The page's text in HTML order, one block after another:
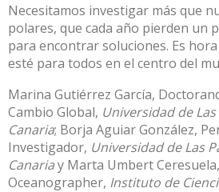
Necesitamos investigar más que
polares, que cada año pierden un
para encontrar soluciones. Es
esté para todos en el centro del
Marina Gutiérrez García,
Cambio Global, Universidad de
Canaria; Borja Aguiar González,
Investigador, Universidad de Las
Canariay Marta Umbert Ceresuela
Oceanographer, Instituto de